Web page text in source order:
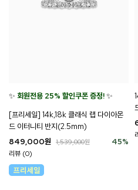
✨ 회원전용 25% 할인쿠폰 증정!✨
[프리세일] 14k,18k 클래식 랩 다이아몬
드 이터니티 반지(2.5mm)
45%
849,000원 1,539,000원
리뷰 (0)